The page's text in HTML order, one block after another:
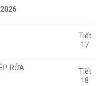
Tiết
17
RỬA
Tiết
18